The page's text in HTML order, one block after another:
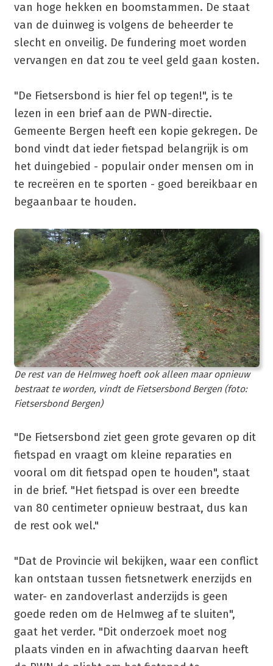
van hoge hekken en boomstammen. De staat
van de duinweg is volgens de beheerder te
slecht en onveilig. De fundering moet worden
vervangen en dat zou te veel geld gaan kosten.
"De Fietsersbond is hier fel op tegen!", is te
lezen in een brief aan de PWN-directie.
Gemeente Bergen heeft een kopie gekregen. De
bond vindt dat ieder fietspad belangrijk is om
het duingebied - populair onder mensen om in
te recreëren en te sporten - goed bereikbaar en
begaanbaar te houden.
De rest van de Helmweg hoeft ook alleen maar opnieuw
bestraat te worden, vindt de Fietsersbond Bergen (foto:
Fietsersbond Bergen)
"De Fietsersbond ziet geen grote gevaren op dit
fietspad en vraagt om kleine reparaties en
vooral om dit fietspad open te houden", staat
in de brief. "Het fietspad is over een breedte
van 80 centimeter opnieuw bestraat, dus kan
de rest ook wel."
"Dat de Provincie wil bekijken, waar een conflict
kan ontstaan tussen fietsnetwerk enerzijds en
water- en zandoverlast anderzijds is geen
goede reden om de Helmweg af te sluiten",
gaat het verder. "Dit onderzoek moet nog
plaats vinden en in afwachting daarvan heeft